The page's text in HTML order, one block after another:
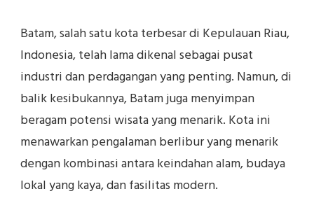
Batam, salah satu kota terbesar di Kepulauan Riau,
Indonesia, telah lama dikenal sebagai pusat
industri dan perdagangan yang penting. Namun, di
balik kesibukannya, Batam juga menyimpan
beragam potensi wisata yang menarik. Kota ini
menawarkan pengalaman berlibur yang menarik
dengan kombinasi antara keindahan alam, budaya
lokal yang kaya, dan fasilitas modern.